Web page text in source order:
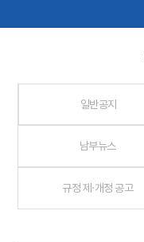
일반공지
남부뉴스
규정 제·개정 공고